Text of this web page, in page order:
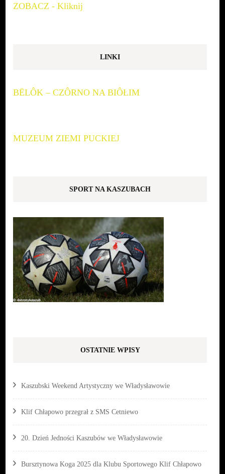
ZOBACZ - Kliknij
LINKI
BËLÔK – CZÔRNO NA BIÔŁIM
MUZEUM ZIEMI PUCKIEJ
SPORT NA KASZUBACH
OSTATNIE WPISY
Kaszubski Weekend Artystyczny we Władysławowie
Klif Chłapowo przegrał z SMS Cetniewo
20. Dzień Jedności Kaszubów we Władysławowie
Bursztynowa Koga 2025 dla Klubu Sportowego Klif Chłapowo